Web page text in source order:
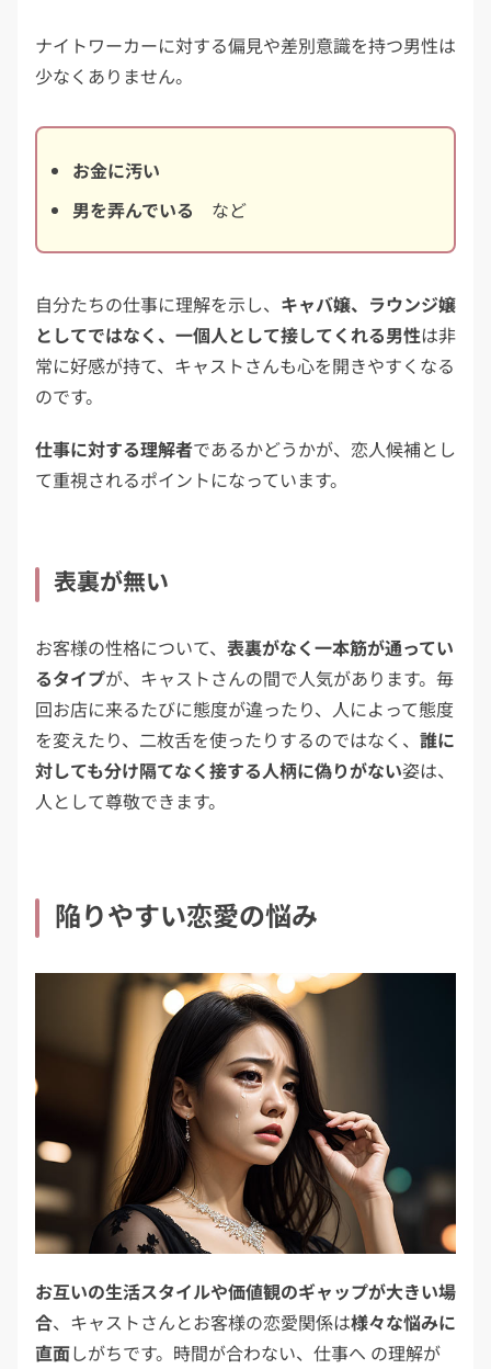
ナイトワーカーに対する偏見や差別意識を持つ男性は
少なくありません。
お金に汚い
男を弄んでいる など
自分たちの仕事に理解を示し、 キャバ嬢、ラウンジ嬢
としてではなく、一個人として接してくれる男性は非
常に好感が持て、キャストさんも心を開きやすくなる
のです。
仕事に対する理解者であるかどうかが、恋人候補とし
て重視されるポイントになっています。
表裏が無い
お客様の性格について、 表裏がなく一本筋が通ってい
るタイプが、キャストさんの間で人気があります。毎
回お店に来るたびに態度が違ったり、人によって態度
を変えたり、二枚舌を使ったりするのではなく、 誰に
対しても分け隔てなく接する人柄に偽りがない姿は、
人として尊敬できます。
陥りやすい恋愛の悩み
お互いの生活スタイルや価値観のギャップが大きい場
合、キャストさんとお客様の恋愛関係は様々な悩みに
直面しがちです。時間が合わない、仕事へ の理解が